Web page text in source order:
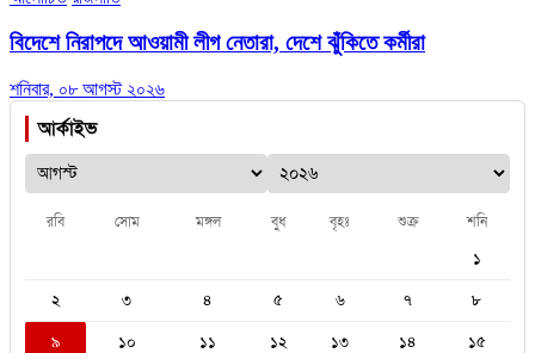
বিদেশে নিরাপদে আওয়ামী লীগ নেতারা, দেশে ঝুঁকিতে কর্মীরা
শনিবার, ০৮ আগস্ট ২০২৬
আর্কাইভ
রবি সোম মঙ্গল বুধ বৃহঃ শুক্র শনি
১
২
৩ ৪ ৫ ৬ ৭
৮
৯
১০ ১১ ১২ ১৩ ১৪ ১৫